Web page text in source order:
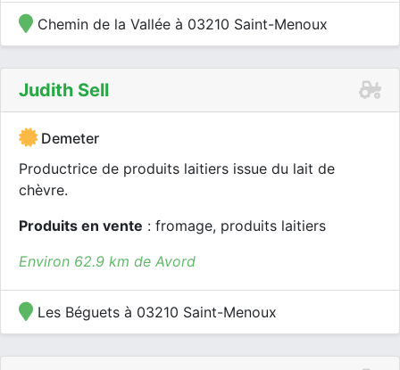
Chemin de la Vallée à 03210 Saint-Menoux
Judith Sell
Demeter
Productrice de produits laitiers issue du lait de
chèvre.
Produits en vente : fromage, produits laitiers
Environ 62.9 km de Avord
Les Béguets à 03210 Saint-Menoux